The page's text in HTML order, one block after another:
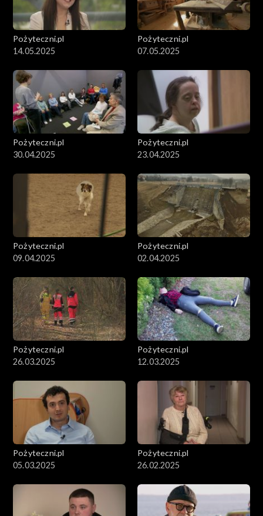
Pożyteczni.pl
14.05.2025
Pożyteczni.pl
07.05.2025
Pożyteczni.pl
30.04.2025
Pożyteczni.pl
23.04.2025
Pożyteczni.pl
09.04.2025
Pożyteczni.pl
02.04.2025
Pożyteczni.pl
26.03.2025
Pożyteczni.pl
12.03.2025
Pożyteczni.pl
05.03.2025
Pożyteczni.pl
26.02.2025